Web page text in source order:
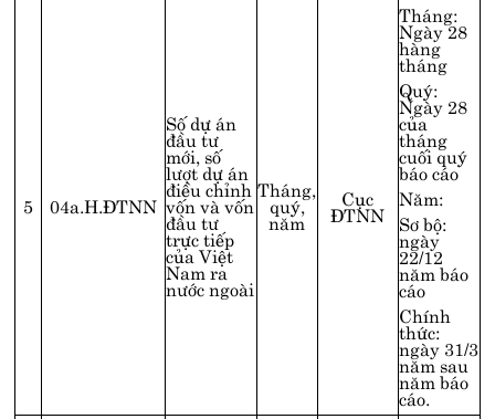
5 04a.H.ĐTNN
Số dự án
đầu tư
mới, số
lượt dự án
điều chỉnh
vốn và vốn
đầu tư
trực tiếp
của Việt
Nam ra
nước ngoài
Tháng,
quý,
năm
Cục
ĐTNN
Tháng:
Ngày 28
hàng
tháng
Quý:
Ngày 28
của
tháng
cuối quý
báo cáo
Năm:
Sơ bộ:
ngày
22/12
năm báo
cáo
Chính
thức:
ngày 31/3
năm sau
năm báo
cáo.